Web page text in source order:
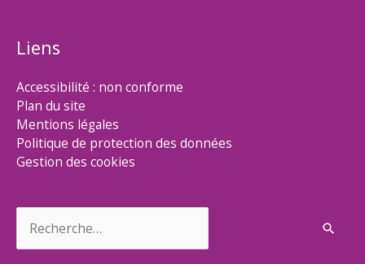
Liens
Accessibilité : non conforme
Plan du site
Mentions légales
Politique de protection des données
Gestion des cookies